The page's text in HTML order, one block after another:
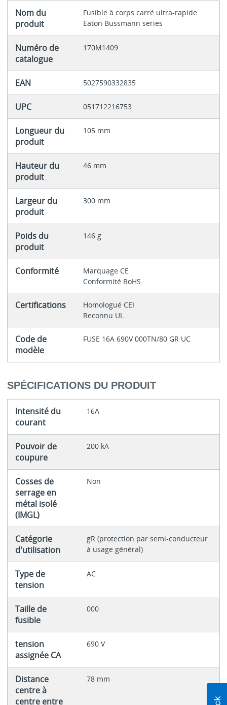
Nom du
produit
Fusible à corps carré ultra-rapide
Eaton Bussmann series
Numéro de
catalogue
170M1409
EAN 5027590332835
UPC 051712216753
Longueur du
produit
105 mm
Hauteur du
produit
46 mm
Largeur du
produit
300 mm
Poids du
produit
146 g
Conformité
Marquage CE
Conformité RoHS
Certifications
Homologué CEI
Reconnu UL
Code de
modèle
FUSE 16A 690V 000TN/80 GR UC
SPÉCIFICATIONS DU PRODUIT
Intensité du
courant
16A
Pouvoir de
coupure
200 kA
Cosses de
serrage en
métal isolé
(IMGL)
Non
Catégorie
d'utilisation
gR (protection par semi-conducteur
à usage général)
Type de
tension
AC
Taille de
fusible
000
tension
assignée CA
690 V
Distance
centre à
centre entre
78 mm